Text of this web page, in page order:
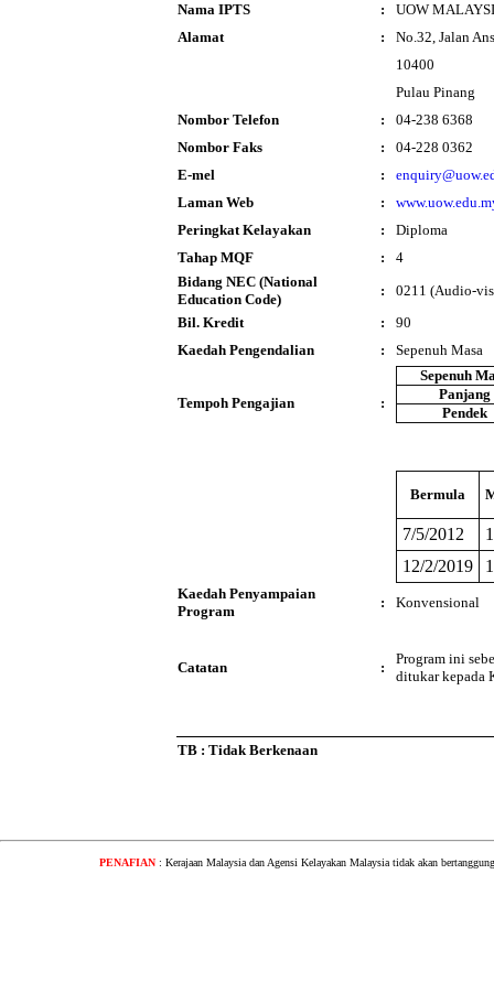
Nama IPTS
:
UOW
Alamat
:
No.32, Jalan
10400
Pulau Pinang
Nombor Telefon
:
04-238 6368
Nombor Faks
:
04-228 0362
E-mel
:
Laman Web
:
Peringkat Kelayakan
:
Diploma
Tahap MQF
:
4
Bidang NEC (National
Education Code)
:
0211 (Audio-
Bil. Kredit
:
90
Kaedah Pengendalian
: Sepenuh Masa
Tempoh Pengajian :
Sepenuh
Panjang
Pendek
Bermula
7/5/2012
12/2/2019
Kaedah Penyampaian
Program
: Konvensional
Catatan :
Program ini
ditukar kepada
TB : Tidak Berkenaan
PENAFIAN : Kerajaan Malaysia dan Agensi Kelayakan Malaysia tidak akan